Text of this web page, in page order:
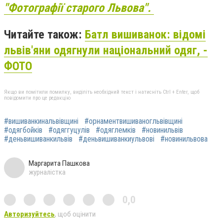
"Фотографії старого Львова".
Читайте також: Батл вишиванок: відомі
львів'яни одягнули національний одяг, -
ФОТО
Якщо ви помітили помилку, виділіть необхідний текст і натисніть Ctrl + Enter, щоб
повідомити про це редакцію
#вишиванкинальвівщині
#орнаментвишиваногльвівщині
#одягбойків
#одяггуцулів #одяглемків
#новинильвів
#деньвишиванкильвів
#деньвишиванкиульвові #новинильвова
Маргарита Пашкова
журналістка
0,0
Авторизуйтесь, щоб оцінити